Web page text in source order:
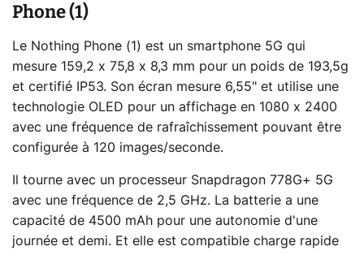
Phone (1)
Le Nothing Phone (1) est un smartphone 5G qui
mesure 159,2 x 75,8 x 8,3 mm pour un poids de 193,5g
et certifié IP53. Son écran mesure 6,55" et utilise une
technologie OLED pour un affichage en 1080 x 2400
avec une fréquence de rafraîchissement pouvant être
configurée à 120 images/seconde.
Il tourne avec un processeur Snapdragon 778G+ 5G
avec une fréquence de 2,5 GHz. La batterie a une
capacité de 4500 mAh pour une autonomie d'une
journée et demi. Et elle est compatible charge rapide